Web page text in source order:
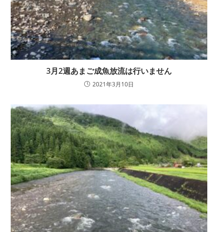
3月2週あまご成魚放流は行いません
2021年3月10日